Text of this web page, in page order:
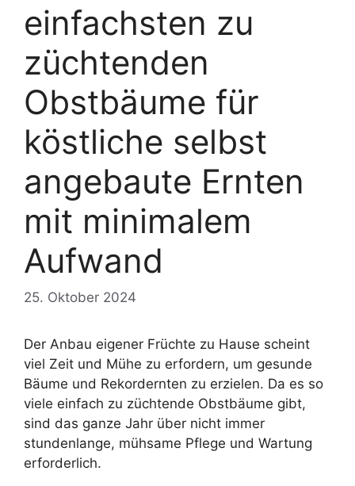
einfachsten zu
züchtenden
Obstbäume für
köstliche selbst
angebaute Ernten
mit minimalem
Aufwand
25. Oktober 2024
Der Anbau eigener Früchte zu Hause scheint
viel Zeit und Mühe zu erfordern, um gesunde
Bäume und Rekordernten zu erzielen. Da es so
viele einfach zu züchtende Obstbäume gibt,
sind das ganze Jahr über nicht immer
stundenlange, mühsame Pflege und Wartung
erforderlich.